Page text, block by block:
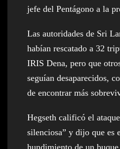
jefe del Pentágono a la
Las autoridades de Sri
habían rescatado a 32
IRIS Dena, pero que
seguían desaparecidos,
de encontrar más
Hegseth calificó el
silenciosa” y dijo que es